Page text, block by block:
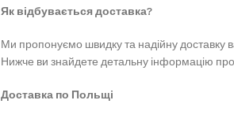
Як відбувається доставка?
Ми пропонуємо швидку та надійну доставку
Нижче ви знайдете детальну інформацію про
Доставка по Польщі